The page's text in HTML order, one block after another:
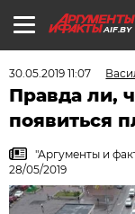
AIF.BY
30.05.2019 11:07
Правда ли,
появиться
"Аргументы и
28/05/2019